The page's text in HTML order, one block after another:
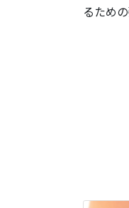
るため